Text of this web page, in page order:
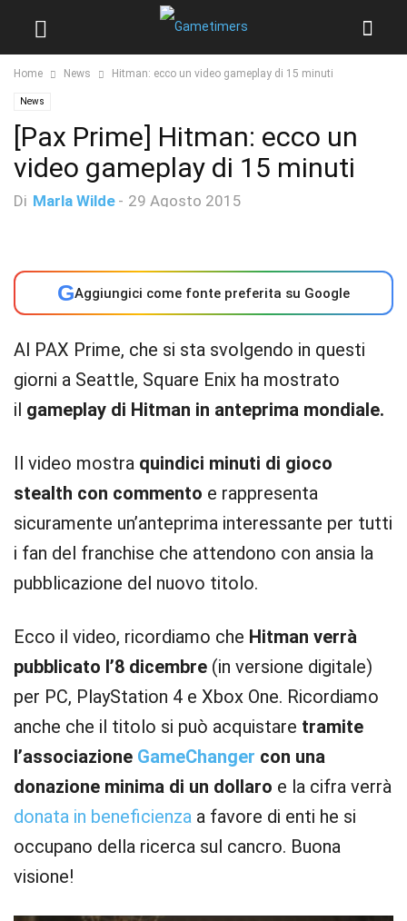
Home News Hitman: ecco un video gameplay di 15 minuti
News
[Pax Prime] Hitman: ecco un
video gameplay di 15 minuti
Di Marla Wilde - 29 Agosto 2015
GAggiungici come fonte preferita su Google
Al PAX Prime, che si sta svolgendo in questi
giorni a Seattle, Square Enix ha mostrato
il gameplay di Hitman in anteprima mondiale.
Il video mostra quindici minuti di gioco
stealth con commento e rappresenta
sicuramente un’anteprima interessante per tutti
i fan del franchise che attendono con ansia la
pubblicazione del nuovo titolo.
Ecco il video, ricordiamo che Hitman verrà
pubblicato l’8 dicembre (in versione digitale)
per PC, PlayStation 4 e Xbox One. Ricordiamo
anche che il titolo si può acquistare tramite
l’associazione GameChanger con una
donazione minima di un dollaro e la cifra verrà
donata in beneficienza a favore di enti he si
occupano della ricerca sul cancro. Buona
visione!